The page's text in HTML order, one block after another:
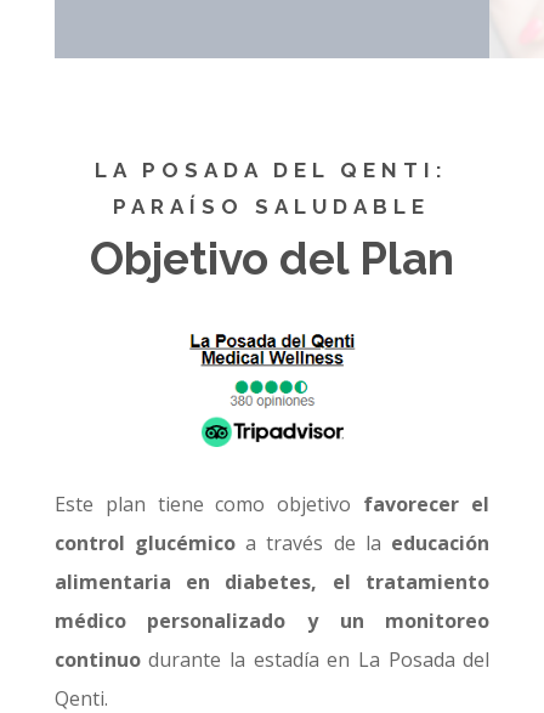
LA POSADA DEL QENTI:
PARAÍSO SALUDABLE
Objetivo del Plan
Este plan tiene como objetivo favorecer el
control glucémico a través de la educación
alimentaria en diabetes, el tratamiento
médico personalizado y un monitoreo
continuodurante la estadía en La Posada del
Qenti.